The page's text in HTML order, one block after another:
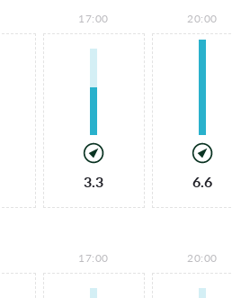
17:00
3.3
20:00
6.6
17:00 20:00